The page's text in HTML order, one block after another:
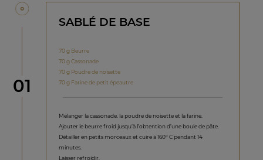
étape
01
SABLÉ DE BASE
70 g Beurre
70 g Cassonade
70 g Poudre de noisette
70 g Farine de petit épeautre
Mélanger la cassonade. la poudre de noisette et la farine.
Ajouter le beurre froid jusqu’à l’obtention d’une boule de pâte.
Détailler en petits morceaux et cuire à 160° C pendant 14
minutes.
Laisser refroidir.